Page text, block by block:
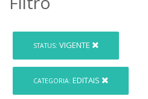
STATUS: VIGENTE
CATEGORIA: EDITAIS